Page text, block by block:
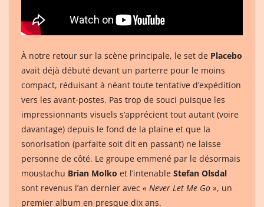
À notre retour sur la scène principale, le set de Placebo
avait déjà débuté devant un parterre pour le moins
compact, réduisant à néant toute tentative d’expédition
vers les avant-postes. Pas trop de souci puisque les
impressionnants visuels s’apprécient tout autant (voire
davantage) depuis le fond de la plaine et que la
sonorisation (parfaite soit dit en passant) ne laisse
personne de côté. Le groupe emmené par le désormais
moustachu Brian Molko et l’intenable Stefan Olsdal
sont revenus l’an dernier avec « Never Let Me Go », un
premier album en presque dix ans.